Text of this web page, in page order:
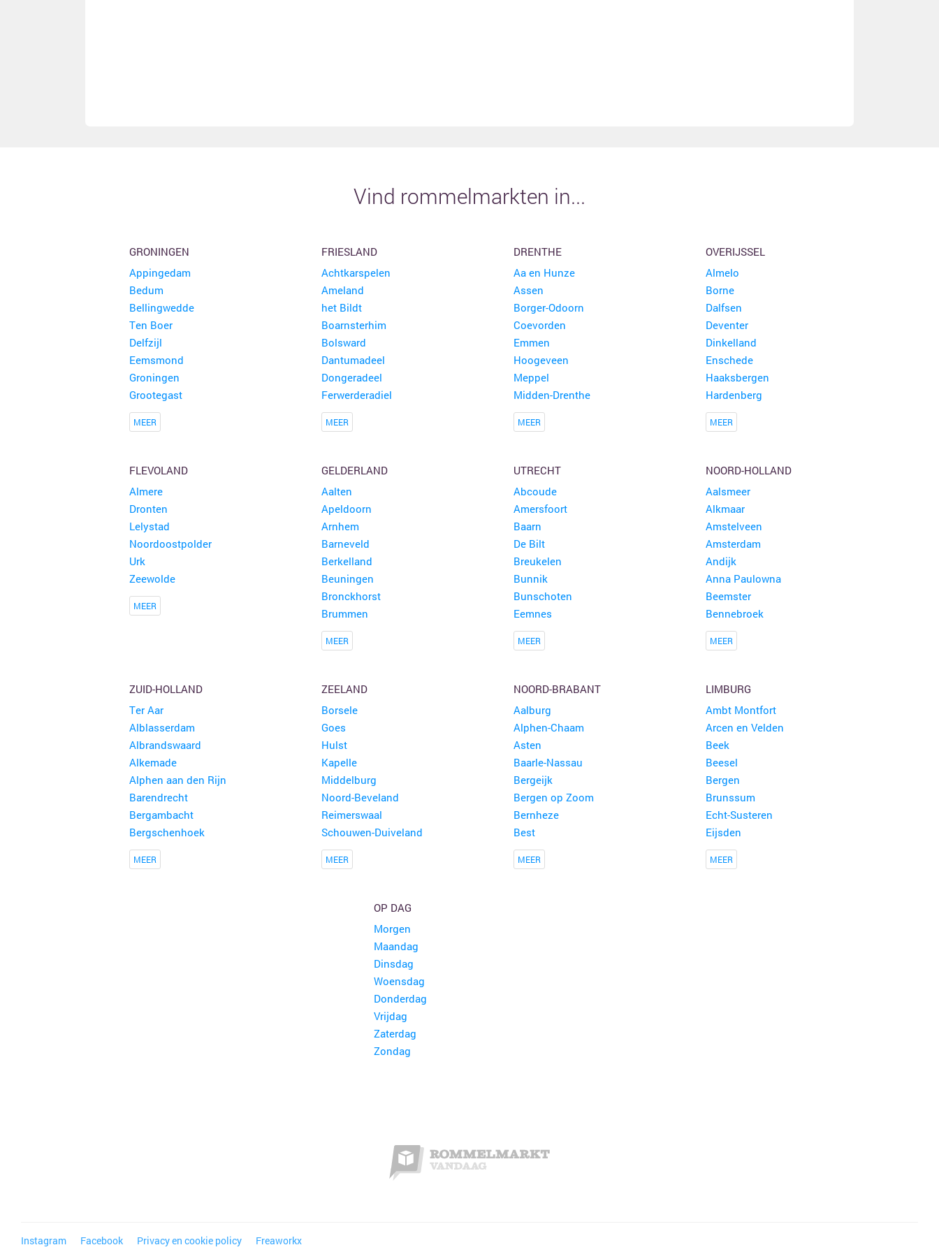
Vind rommelmarkten in...
GRONINGEN
Appingedam
Bedum
Bellingwedde
Ten Boer
Delfzijl
Eemsmond
Groningen
Grootegast
MEER
FRIESLAND
Achtkarspelen
Ameland
het Bildt
Boarnsterhim
Bolsward
Dantumadeel
Dongeradeel
Ferwerderadiel
MEER
DRENTHE
Aa en Hunze
Assen
Borger-Odoorn
Coevorden
Emmen
Hoogeveen
Meppel
Midden-Drenthe
MEER
OVERIJSSEL
Almelo
Borne
Dalfsen
Deventer
Dinkelland
Enschede
Haaksbergen
Hardenberg
MEER
FLEVOLAND
Almere
Dronten
Lelystad
Noordoostpolder
Urk
Zeewolde
MEER
GELDERLAND
Aalten
Apeldoorn
Arnhem
Barneveld
Berkelland
Beuningen
Bronckhorst
Brummen
MEER
UTRECHT
Abcoude
Amersfoort
Baarn
De Bilt
Breukelen
Bunnik
Bunschoten
Eemnes
MEER
NOORD-HOLLAND
Aalsmeer
Alkmaar
Amstelveen
Amsterdam
Andijk
Anna Paulowna
Beemster
Bennebroek
MEER
ZUID-HOLLAND
Ter Aar
Alblasserdam
Albrandswaard
Alkemade
Alphen aan den Rijn
Barendrecht
Bergambacht
Bergschenhoek
MEER
ZEELAND
Borsele
Goes
Hulst
Kapelle
Middelburg
Noord-Beveland
Reimerswaal
Schouwen-Duiveland
MEER
NOORD-BRABANT
Aalburg
Alphen-Chaam
Asten
Baarle-Nassau
Bergeijk
Bergen op Zoom
Bernheze
Best
MEER
LIMBURG
Ambt Montfort
Arcen en Velden
Beek
Beesel
Bergen
Brunssum
Echt-Susteren
Eijsden
MEER
OP DAG
Morgen
Maandag
Dinsdag
Woensdag
Donderdag
Vrijdag
Zaterdag
Zondag
Instagram Facebook Privacy en cookie policy Freaworkx